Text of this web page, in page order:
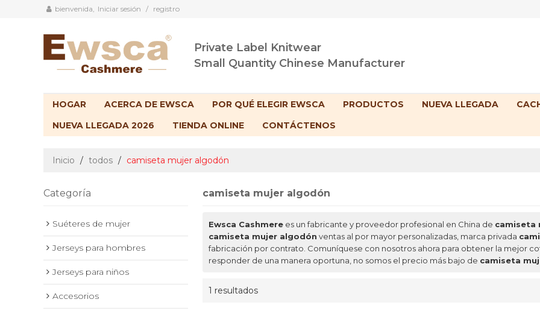
bienvenida, Iniciar sesión / registro
Private Label Knitwear
Small Quantity Chinese Manufacturer
HOGAR ACERCA DE EWSCA POR QUÉ ELEGIR EWSCA PRODUCTOS NUEVA LLEGADA
NUEVA LLEGADA 2026
TIENDA ONLINE CONTÁCTENOS
Inicio / todos / camiseta mujer algodón
Categoría
Suéteres de mujer
Jerseys para hombres
Jerseys para niños
Accesorios
camiseta mujer algodón
Ewsca Cashmere es un fabricante y proveedor profesional en China de camiseta
camiseta mujer algodón ventas al por mayor personalizadas, marca privada
fabricación por contrato. Comuníquese con nosotros ahora para obtener la mejor
responder de una manera oportuna, no somos el precio más bajo de camiseta
1 resultados